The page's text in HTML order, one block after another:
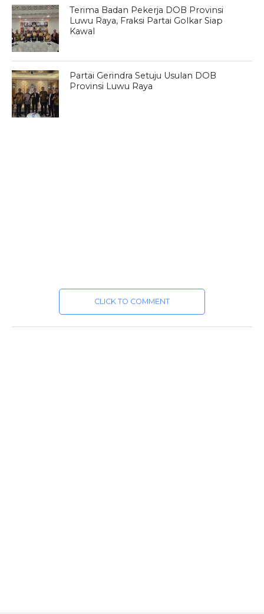
Terima Badan Pekerja DOB Provinsi
Luwu Raya, Fraksi Partai Golkar Siap
Kawal
Partai Gerindra Setuju Usulan DOB
Provinsi Luwu Raya
CLICK TO COMMENT